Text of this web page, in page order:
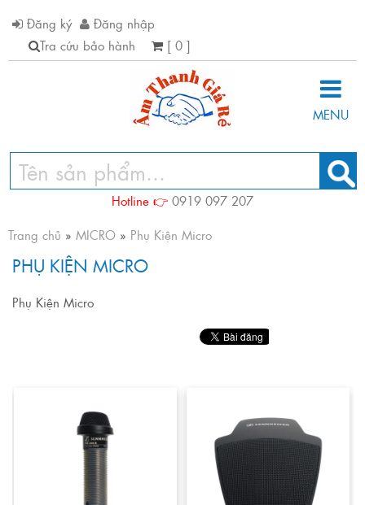
Đăng ký
Đăng nhập
Tra cứu bảo hành
[ 0 ]
MENU
Hotline 👉 0919 097 207
Trang chủ » MICRO » Phụ Kiện Micro
PHỤ KIỆN MICRO
Phụ Kiện Micro